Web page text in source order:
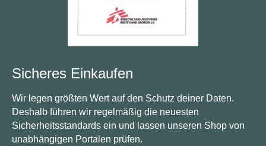
Sicheres Einkaufen
Wir legen größten Wert auf den Schutz deiner Daten.
Deshalb führen wir regelmäßig die neuesten
Sicherheitsstandards ein und lassen unseren Shop von
unabhängigen Portalen prüfen.